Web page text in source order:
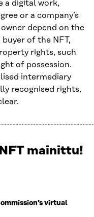
a digital work,
or a company’s
depend on the
of the NFT,
rights, such
of possession.
intermediary
recognised rights,
mainittu!
virtual